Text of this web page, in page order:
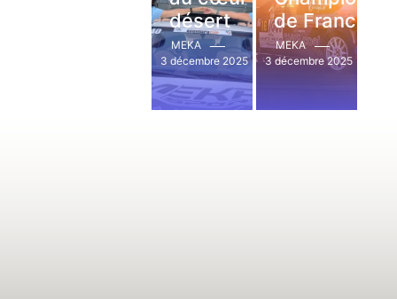
désert
MEKA
3 décembre 2025
Read More
de France
MEKA
3 décembre 2025